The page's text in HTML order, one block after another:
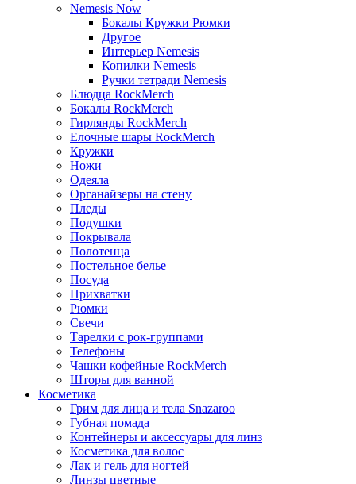
Nemesis Now
Бокалы Кружки Рюмки
Другое
Интерьер Nemesis
Копилки Nemesis
Ручки тетради Nemesis
Блюдца RockMerch
Бокалы RockMerch
Гирлянды RockMerch
Елочные шары RockMerch
Кружки
Ножи
Одеяла
Органайзеры на стену
Пледы
Подушки
Покрывала
Полотенца
Постельное белье
Посуда
Прихватки
Рюмки
Свечи
Тарелки с рок-группами
Телефоны
Чашки кофейные RockMerch
Шторы для ванной
Косметика
Грим для лица и тела Snazaroo
Губная помада
Контейнеры и аксессуары для линз
Косметика для волос
Лак и гель для ногтей
Линзы цветные